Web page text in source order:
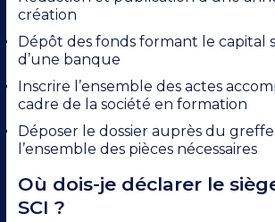
création
Dépôt des fonds formant le capital
d’une banque
Inscrire l’ensemble des actes
cadre de la société en formation
Déposer le dossier auprès du
l’ensemble des pièces nécessaires
Où dois-je déclarer le
SCI ?